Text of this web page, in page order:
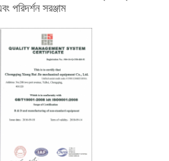
পরিদর্শন সরঞ্জাম